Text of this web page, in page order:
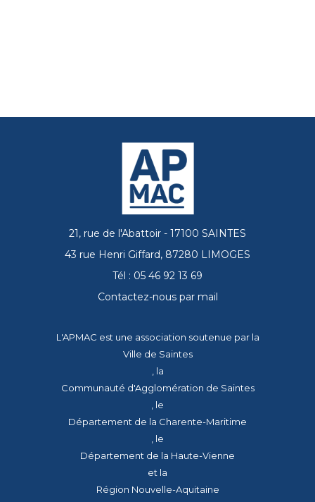
21, rue de l'Abattoir - 17100 SAINTES
43 rue Henri Giffard, 87280 LIMOGES
Tél : 05 46 92 13 69
Contactez-nous par mail
L'APMAC est une association soutenue par la
Ville de Saintes
, la
Communauté d'Agglomération de Saintes
, le
Département de la Charente-Maritime
, le
Département de la Haute-Vienne
et la
Région Nouvelle-Aquitaine